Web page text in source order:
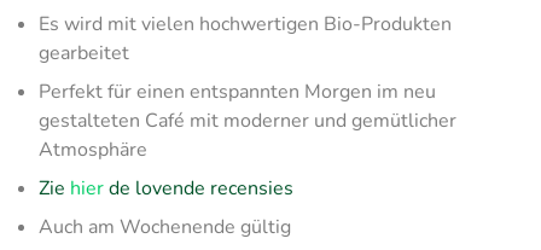
Es wird mit vielen hochwertigen Bio-Produkten
gearbeitet
Perfekt für einen entspannten Morgen im neu
gestalteten Café mit moderner und gemütlicher
Atmosphäre
Zie hierde lovende recensies
Auch am Wochenende gültig